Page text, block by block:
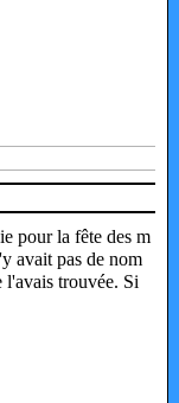
pour la fête des m
avait pas de nom
l'avais trouvée. Si